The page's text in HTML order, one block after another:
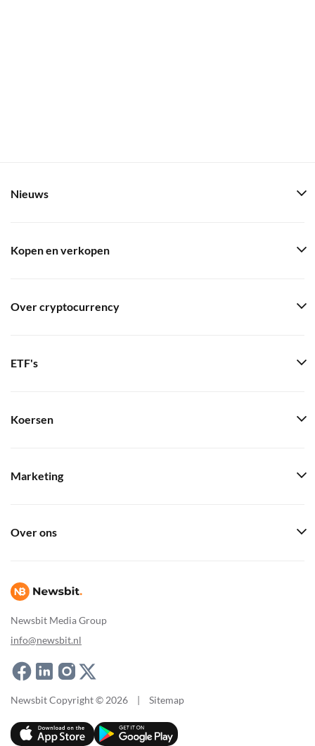
Newsbit Media Group
info@newsbit.nl
Nieuws
Kopen en verkopen
Over cryptocurrency
ETF's
Koersen
Marketing
Over ons
Newsbit Copyright © 2026 | Sitemap